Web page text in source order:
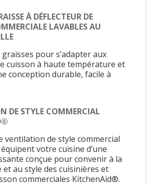
À DÉFLECTEUR DE
LAVABLES AU
pour s’adapter aux
cuisson à haute température et
conception durable, facile à
DE STYLE COMMERCIAL
ventilation de style commercial
votre cuisine d’une
conçue pour convenir à la
au style des cuisinières et
commerciales KitchenAid®.